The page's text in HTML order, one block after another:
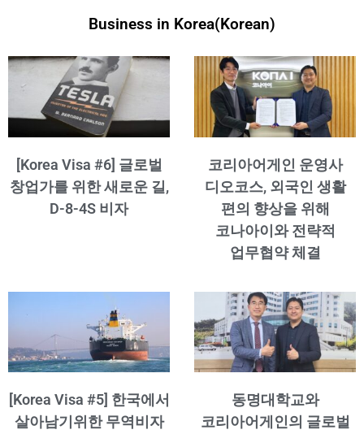
Business in Korea(Korean)
[Korea Visa #6] 글로벌
창업가를 위한 새로운 길,
D-8-4S 비자
코리아어게인 운영사
디오코스, 외국인 생활
편의 향상을 위해
코나아이와 전략적
업무협약 체결
[Korea Visa #5] 한국에서
살아남기위한 무역비자
동명대학교와
코리아어게인의 글로벌